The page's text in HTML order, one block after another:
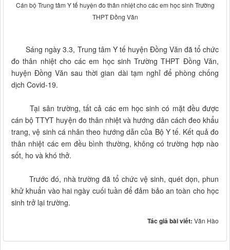
Cán bộ Trung tâm Y tế huyện đo thân nhiệt cho các em học sinh Trường
THPT Đồng Văn
Sáng ngày 3.3, Trung tâm Y tế huyện Đồng Văn đã tổ chức
đo thân nhiệt cho các em học sinh Trường THPT Đồng Văn,
huyện Đồng Văn sau thời gian dài tạm nghỉ để phòng chống
dịch Covid-19.
Tại sân trường, tất cả các em học sinh có mặt đều được
cán bộ TTYT huyện đo thân nhiệt và hướng dân cách đeo khẩu
trang, vệ sinh cá nhân theo hướng dẫn của Bộ Y tế. Kết quả đo
thân nhiệt các em đều bình thường, không có trường hợp nào
sốt, ho và khó thở.
Trước đó, nhà trường đã tổ chức vệ sinh, quét dọn, phun
khử khuẩn vào hai ngày cuối tuần để đảm bảo an toàn cho học
sinh trở lại trường.
Tác giả bài viết: Văn Hào